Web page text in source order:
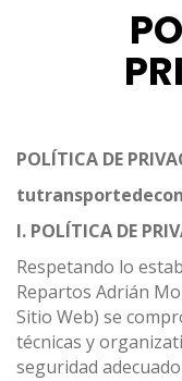
POLÍTICA DE
I. POLÍTICA DE
Respetando lo
Repartos Adrián
Sitio Web) se
técnicas y
seguridad